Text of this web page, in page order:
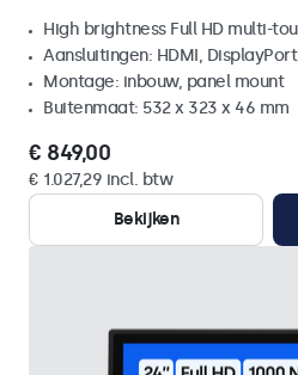
High brightness Full HD multi-
Aansluitingen: HDMI,
Montage: inbouw, panel mount
Buitenmaat: 532 x 323 x 46 mm
€ 849,00
€ 1.027,29 incl. btw
Bekijken